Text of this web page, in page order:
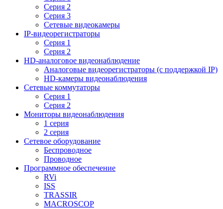
Серия 2
Серия 3
Сетевые видеокамеры
IP-видеорегистраторы
Серия 1
Серия 2
HD-аналоговое видеонаблюдение
Aналоговые видеорегистраторы (с поддержкой IP)
HD-камеры видеонаблюдения
Сетевые коммутаторы
Серия 1
Серия 2
Мониторы видеонаблюдения
1 серия
2 серия
Сетевое оборудование
Беспроводное
Проводное
Программное обеспечение
RVi
ISS
TRASSIR
MACROSCOP